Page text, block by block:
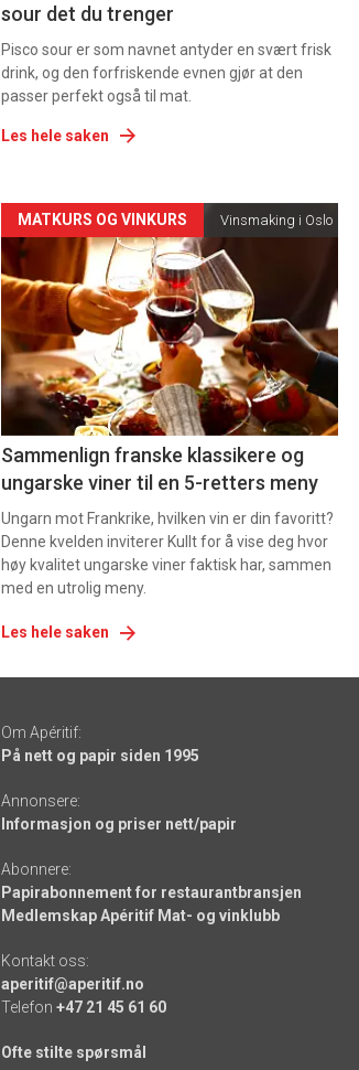
sour det du trenger
Pisco sour er som navnet antyder en svært frisk
drink, og den forfriskende evnen gjør at den
passer perfekt også til mat.
Les hele saken
Forsiden
akkurat
nå
-
5
MATKURS OG VINKURS Vinsmaking i Oslo
Sammenlign franske klassikere og
ungarske viner til en 5-retters meny
Ungarn mot Frankrike, hvilken vin er din favoritt?
Denne kvelden inviterer Kullt for å vise deg hvor
høy kvalitet ungarske viner faktisk har, sammen
med en utrolig meny.
Les hele saken
Om Apéritif:
På nett og papir siden 1995
Annonsere:
Informasjon og priser nett/papir
Abonnere:
Papirabonnement for restaurantbransjen
Medlemskap Apéritif Mat- og vinklubb
Kontakt oss:
aperitif@aperitif.no
Telefon +47 21 45 61 60
Ofte stilte spørsmål